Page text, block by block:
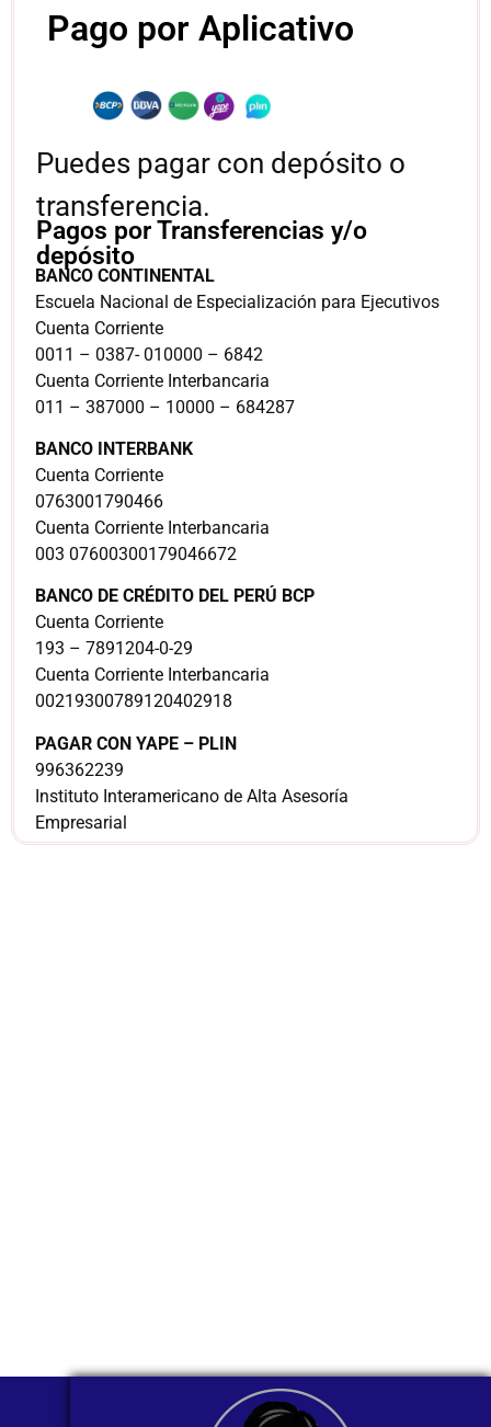
Pago por Aplicativo
Puedes pagar con depósito o
transferencia.
BANCO CONTINENTAL
Escuela Nacional de Especialización para Ejecutivos
Cuenta Corriente
0011 – 0387- 010000 – 6842
Cuenta Corriente Interbancaria
011 – 387000 – 10000 – 684287
BANCO INTERBANK
Cuenta Corriente
0763001790466
Cuenta Corriente Interbancaria
003 07600300179046672
BANCO DE CRÉDITO DEL PERÚ BCP
Cuenta Corriente
193 – 7891204-0-29
Cuenta Corriente Interbancaria
00219300789120402918
PAGAR CON YAPE – PLIN
996362239
Instituto Interamericano de Alta Asesoría
Empresarial
Pagos por Transferencias y/o
depósito